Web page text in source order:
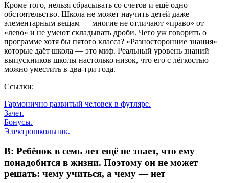
Кроме того, нельзя сбрасывать со счетов и ещё одно
обстоятельство. Школа не может научить детей даже
элементарным вещам — многие не отличают «право» от
«лево» и не умеют складывать дроби. Чего уж говорить о
программе хотя бы пятого класса? «Разносторонние знания»
которые даёт школа — это миф. Реальный уровень знаний
выпускников школы настолько низок, что его с лёгкостью
можно уместить в два-три года.
Ссылки:
Гармонично развитый человек в футляре.
Зачет.
Бонусы.
Электрошкольник.
В: Ребёнок в семь лет ещё не знает, что ему
понадобится в жизни. Поэтому он не может
решать: чему учиться, а чему — нет